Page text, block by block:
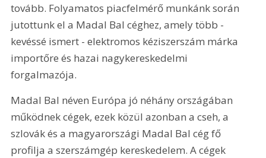
tovább. Folyamatos piacfelmérő munkánk során
jutottunk el a Madal Bal céghez, amely több -
kevéssé ismert - elektromos kéziszerszám márka
importőre és hazai nagykereskedelmi
forgalmazója.
Madal Bal néven Európa jó néhány országában
működnek cégek, ezek közül azonban a cseh, a
szlovák és a magyarországi Madal Bal cég fő
profilja a szerszámgép kereskedelem. A cégek